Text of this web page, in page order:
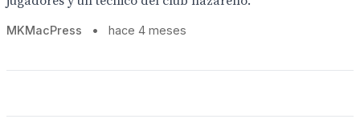
MKMacPress • hace 4 meses